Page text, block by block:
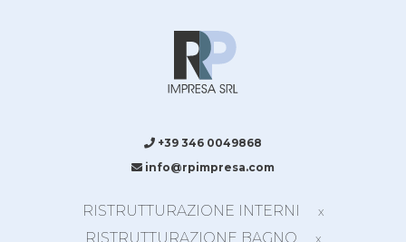
+39 346 0049868
info@rpimpresa.com
RISTRUTTURAZIONE INTERNI x
RISTRUTTURAZIONE BAGNO x